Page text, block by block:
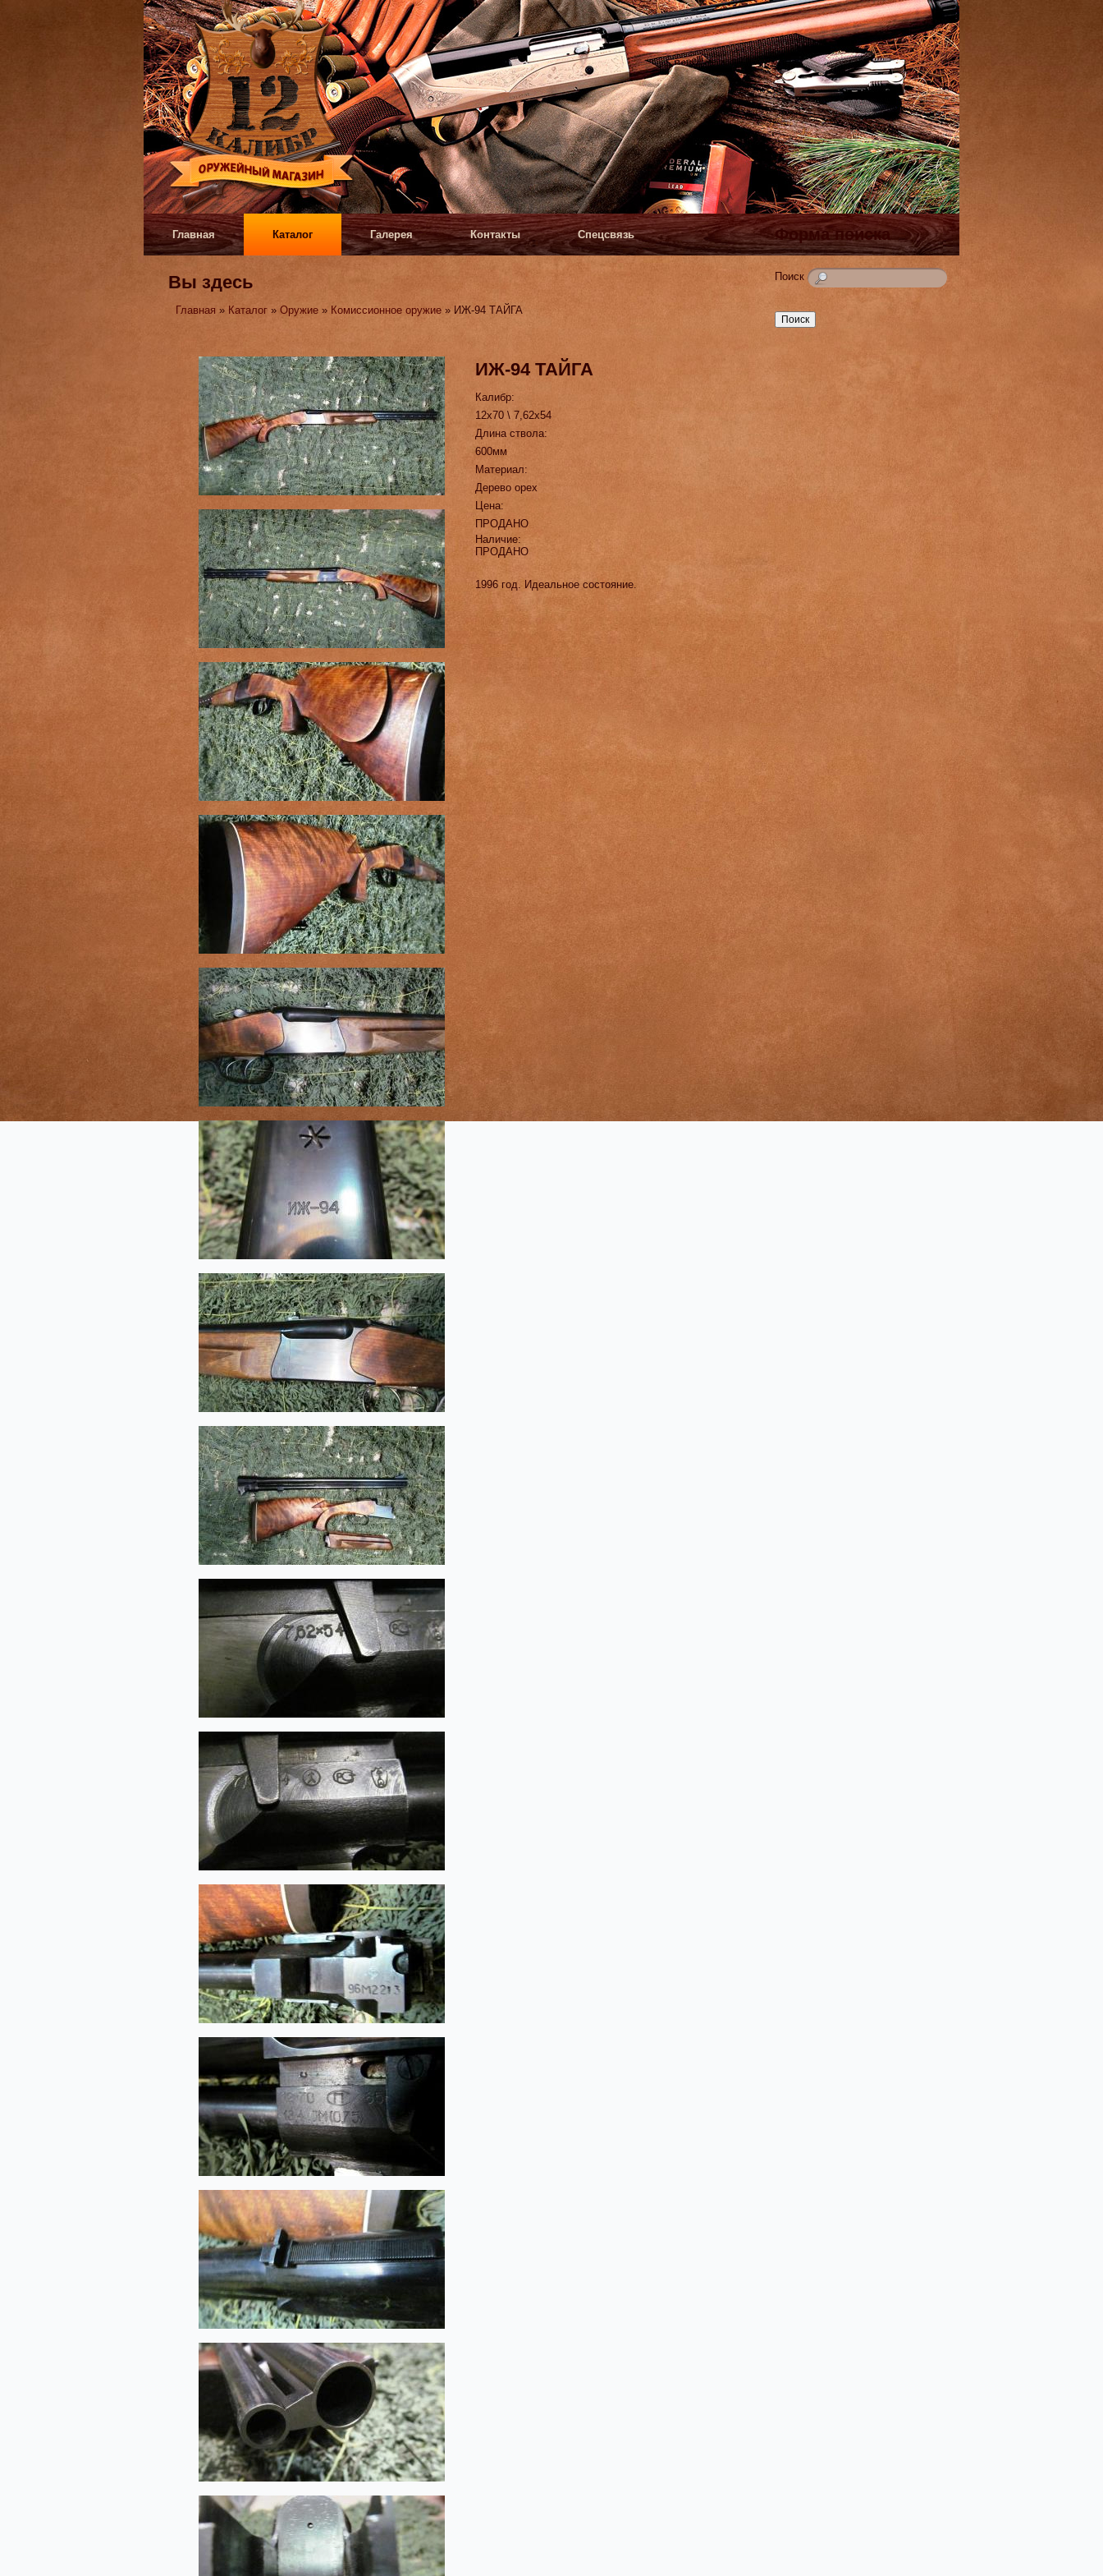
Форма поиска
Поиск
Главная Каталог Галерея Контакты Спецсвязь
Вы здесь
Главная » Каталог »Оружие » Комиссионное оружие » ИЖ-94 ТАЙГА
ИЖ-94 ТАЙГА
Калибр:
12х70 \ 7,62х54
Длина ствола:
600мм
Материал:
Дерево орех
Цена:
ПРОДАНО
Наличие:
ПРОДАНО
1996 год. Идеальное состояние.